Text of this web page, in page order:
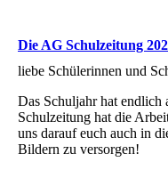
Die AG Schulzeitung
liebe Schülerinnen und
Das Schuljahr hat endlich
Schulzeitung hat die
uns darauf euch auch in
Bildern zu versorgen!